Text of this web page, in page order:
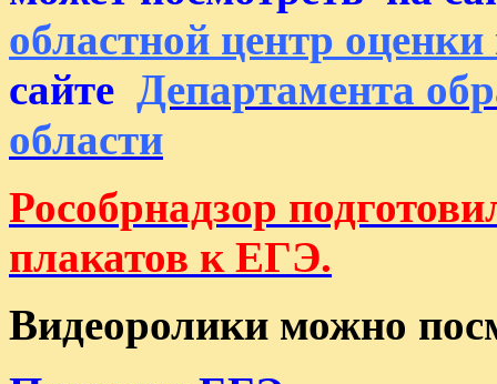
областной центр
сайте Департамента
области
Рособрнадзор
плакатов к ЕГЭ.
Видеоролики можно